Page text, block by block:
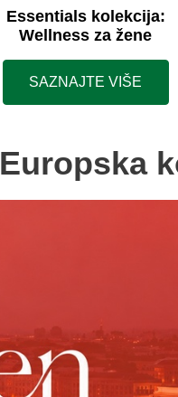
Essentials kolekcija:
Wellness za žene
SAZNAJTE VIŠE
Europska